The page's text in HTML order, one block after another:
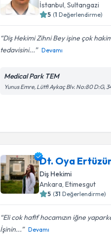
İstanbul, Sultangazi
5 (1 Değerlendirme)
Diş Hekimi Zihni Bey işine çok
tedavisini...
Devamı
Medical Park TEM
Yunus Emre, Lütfi Aykaç Blv. No:80 D:G,
Dt. Oya
Diş Hekimi
Ankara , Etimesgut
5 (31 Değerlendirme)
Eli cok hafif hocamızın iğne
İşinin...
Devamı